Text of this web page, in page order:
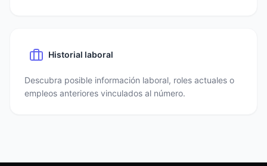
Historial laboral
Descubra posible información laboral, roles actuales o
empleos anteriores vinculados al número.